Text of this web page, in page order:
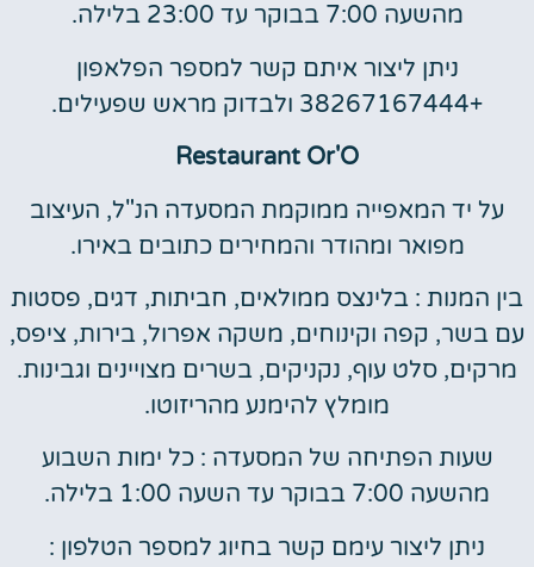
מהשעה 7:00 בבוקר עד 23:00 בלילה.
ניתן ליצור איתם קשר למספר הפלאפון
+38267167444 ולבדוק מראש שפעילים.
Restaurant Or'O
על יד המאפייה ממוקמת המסעדה הנ"ל, העיצוב
מפואר ומהודר והמחירים כתובים באירו.
בין המנות : בלינצס ממולאים, חביתות, דגים, פסטות
עם בשר, קפה וקינוחים, משקה אפרול, בירות, ציפס,
מרקים, סלט עוף, נקניקים, בשרים מצויינים וגבינות.
מומלץ להימנע מהריזוטו.
שעות הפתיחה של המסעדה : כל ימות השבוע
מהשעה 7:00 בבוקר עד השעה 1:00 בלילה.
ניתן ליצור עימם קשר בחיוג למספר הטלפון :